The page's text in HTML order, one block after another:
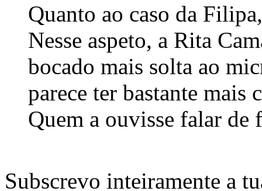
Quanto ao caso da
Nesse aspeto, a Rita
bocado mais solta ao
parece ter bastante mais
Quem a ouvisse falar de
Subscrevo inteiramente a